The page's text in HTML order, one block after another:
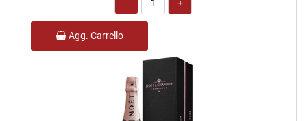
Agg. Carrello